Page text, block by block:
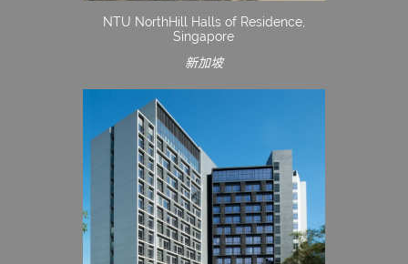
NTU NorthHill Halls of Residence,
Singapore
新加坡